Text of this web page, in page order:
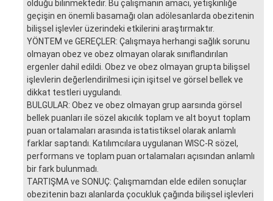
olduğu bilinmektedir. Bu çalışmanın amacı, yetişkinliğe
geçişin en önemli basamağı olan adölesanlarda obezitenin
bilişsel işlevler üzerindeki etkilerini araştırmaktır.
YÖNTEM ve GEREÇLER: Çalışmaya herhangi sağlık sorunu
olmayan obez ve obez olmayan olarak sınıflandırılan
ergenler dahil edildi. Obez ve obez olmayan grupta bilişsel
işlevlerin değerlendirilmesi için işitsel ve görsel bellek ve
dikkat testleri uygulandı.
BULGULAR: Obez ve obez olmayan grup aarsında görsel
bellek puanları ile sözel akıcılık toplam ve alt boyut toplam
puan ortalamaları arasında istatistiksel olarak anlamlı
farklar saptandı. Katılımcılara uygulanan WISC-R sözel,
performans ve toplam puan ortalamaları açısından anlamlı
bir fark bulunmadı.
TARTIŞMA ve SONUÇ: Çalışmamdan elde edilen sonuçlar
obezitenin bazı alanlarda çocukluk çağında bilişsel işlevleri